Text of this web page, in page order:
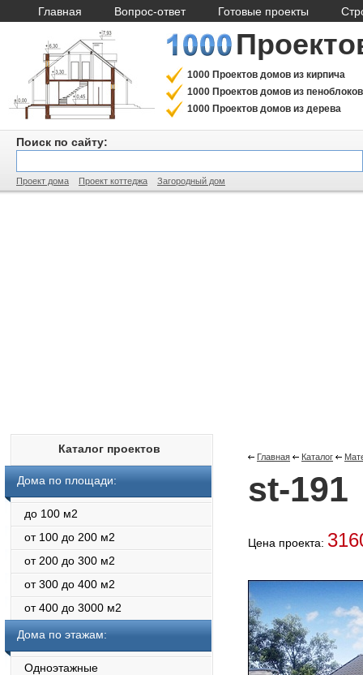
Главная Вопрос-ответ Готовые проекты
1000 Проектов домов из кирпича
1000 Проектов домов из пеноблоков
1000 Проектов домов из дерева
Поиск по сайту:
Проект дома Проект коттеджа Загородный дом
Каталог проектов
Дома по площади:
до 100 м2
от 100 до 200 м2
от 200 до 300 м2
от 300 до 400 м2
от 400 до 3000 м2
Дома по этажам:
Одноэтажные
Главная Каталог
st-191
Цена проекта: